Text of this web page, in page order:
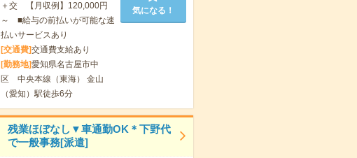
＋交 【月収例】120,000円
～ ■給与の前払いが可能な速
払いサービスあり
[交通費]交通費支給あり
[勤務地]愛知県名古屋市中
区 中央本線（東海） 金山
（愛知）駅徒歩6分
気になる！
残業ほぼなし▼車通勤OK＊下野代
で一般事務[派遣]